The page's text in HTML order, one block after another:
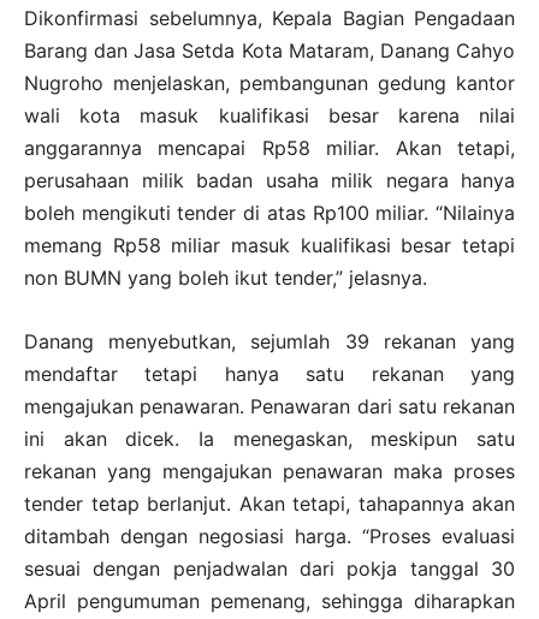
Dikonfirmasi sebelumnya, Kepala Bagian Pengadaan
Barang dan Jasa Setda Kota Mataram, Danang Cahyo
Nugroho menjelaskan, pembangunan gedung kantor
wali kota masuk kualifikasi besar karena nilai
anggarannya mencapai Rp58 miliar. Akan tetapi,
perusahaan milik badan usaha milik negara hanya
boleh mengikuti tender di atas Rp100 miliar. “Nilainya
memang Rp58 miliar masuk kualifikasi besar tetapi
non BUMN yang boleh ikut tender,” jelasnya.
Danang menyebutkan, sejumlah 39 rekanan yang
mendaftar tetapi hanya satu rekanan yang
mengajukan penawaran. Penawaran dari satu rekanan
ini akan dicek. Ia menegaskan, meskipun satu
rekanan yang mengajukan penawaran maka proses
tender tetap berlanjut. Akan tetapi, tahapannya akan
ditambah dengan negosiasi harga. “Proses evaluasi
sesuai dengan penjadwalan dari pokja tanggal 30
April pengumuman pemenang, sehingga diharapkan